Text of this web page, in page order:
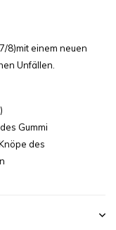
8)mit einem neuen
Unfällen.
Gummi
des